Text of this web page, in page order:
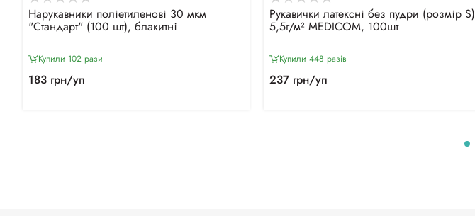
Нарукавники поліетиленові 30 мкм
"Стандарт" (100 шт), блакитні
Купили 102 рази
183 грн/уп
Рукавички латексні без пудри (розмір S)
5,5г/м² MEDICOM, 100шт
Купили 448 разiв
237 грн/уп